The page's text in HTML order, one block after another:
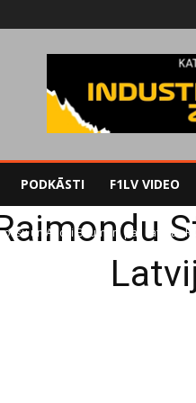
PODKĀSTI F1LV VIDEO
un Andri Baumani par Latvijas